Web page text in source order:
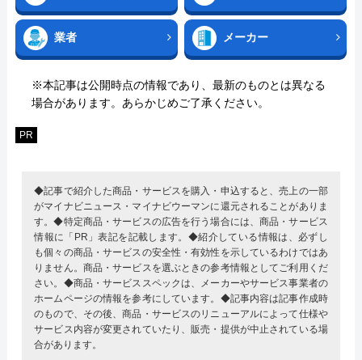
業者 メーカー
※本記事は公開時点の情報であり、最新のものとは異なる
場合があります。あらかじめご了承ください。
PR
◆記事で紹介した商品・サービスを購入・申込すると、売上の一部
がマイナビニュース・マイナビウーマンに還元されることがありま
す。◆特定商品・サービスの広告を行う場合には、商品・サービス
情報に「PR」表記を記載します。◆紹介している情報は、必ずし
も個々の商品・サービスの安全性・有効性を示しているわけではあ
りません。商品・サービスを選ぶときの参考情報としてご利用くだ
さい。◆商品・サービススペックは、メーカーやサービス事業者の
ホームページの情報を参考にしています。◆記事内容は記事作成時
のもので、その後、商品・サービスのリニューアルによって仕様や
サービス内容が変更されていたり、販売・提供が中止されている場
合があります。